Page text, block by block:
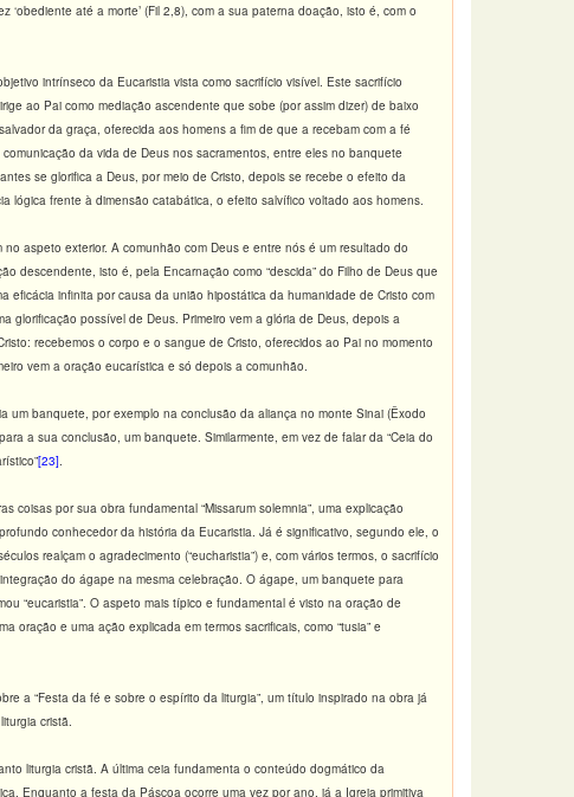
até a morte’ (Fil 2,8), com a sua paterna doação, isto é, com o
intrínseco da Eucaristia vista como sacrifício visível. Este sacrifício
ao Pai como mediação ascendente que sobe (por assim dizer) de baixo
da graça, oferecida aos homens a fim de que a recebam com a fé
da vida de Deus nos sacramentos, entre eles no banquete
se glorifica a Deus, por meio de Cristo, depois se recebe o efeito da
lógica frente à dimensão catabática, o efeito salvífico voltado aos homens.
aspeto exterior. A comunhão com Deus e entre nós é um resultado do
descendente, isto é, pela Encarnação como “descida” do Filho de Deus que
eficácia infinita por causa da união hipostática da humanidade de Cristo com
glorificação possível de Deus. Primeiro vem a glória de Deus, depois a
recebemos o corpo e o sangue de Cristo, oferecidos ao Pai no momento
vem a oração eucarística e só depois a comunhão.
um banquete, por exemplo na conclusão da aliança no monte Sinai (Êxodo
a sua conclusão, um banquete. Similarmente, em vez de falar da “Ceia do
[23].
por sua obra fundamental “Missarum solemnia”, uma explicação
conhecedor da história da Eucaristia. Já é significativo, segundo ele, o
realçam o agradecimento (“eucharistia”) e, com vários termos, o sacrifício
do ágape na mesma celebração. O ágape, um banquete para
“eucaristia”. O aspeto mais típico e fundamental é visto na oração de
oração e uma ação explicada em termos sacrificais, como “tusia” e
a “Festa da fé e sobre o espírito da liturgia”, um título inspirado na obra já
cristã.
liturgia cristã. A última ceia fundamenta o conteúdo dogmático da
Enquanto a festa da Páscoa ocorre uma vez por ano, já a Igreja primitiva